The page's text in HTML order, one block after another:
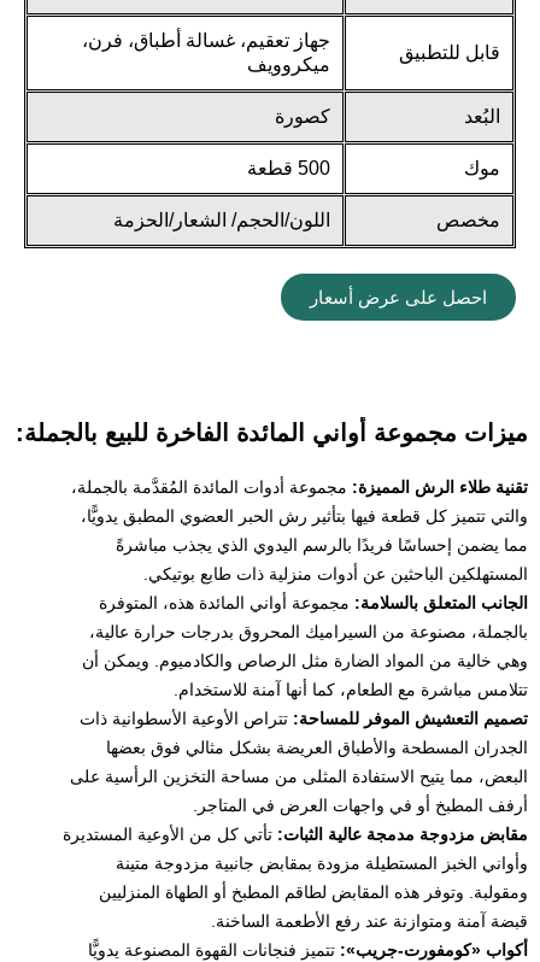
قابل للتطبيق
جهاز تعقيم، غسالة أطباق، فرن،
ميكروويف
البُعد كصورة
موك 500 قطعة
مخصص اللون/الحجم/ الشعار/الحزمة
احصل على عرض أسعار
ميزات مجموعة أواني المائدة الفاخرة للبيع بالجملة:
تقنية طلاء الرش المميزة: مجموعة أدوات المائدة المُقدَّمة بالجملة،
والتي تتميز كل قطعة فيها بتأثير رش الحبر العضوي المطبق يدويًّا،
مما يضمن إحساسًا فريدًا بالرسم اليدوي الذي يجذب مباشرةً
المستهلكين الباحثين عن أدوات منزلية ذات طابع بوتيكي.
الجانب المتعلق بالسلامة: مجموعة أواني المائدة هذه، المتوفرة
بالجملة، مصنوعة من السيراميك المحروق بدرجات حرارة عالية،
وهي خالية من المواد الضارة مثل الرصاص والكادميوم. ويمكن أن
تتلامس مباشرة مع الطعام، كما أنها آمنة للاستخدام.
تصميم التعشيش الموفر للمساحة: تتراص الأوعية الأسطوانية ذات
الجدران المسطحة والأطباق العريضة بشكل مثالي فوق بعضها
البعض، مما يتيح الاستفادة المثلى من مساحة التخزين الرأسية على
أرفف المطبخ أو في واجهات العرض في المتاجر.
مقابض مزدوجة مدمجة عالية الثبات: تأتي كل من الأوعية المستديرة
وأواني الخبز المستطيلة مزودة بمقابض جانبية مزدوجة متينة
ومقولبة. وتوفر هذه المقابض لطاقم المطبخ أو الطهاة المنزليين
قبضة آمنة ومتوازنة عند رفع الأطعمة الساخنة.
أكواب «كومفورت-جريب»: تتميز فنجانات القهوة المصنوعة يدويًّا